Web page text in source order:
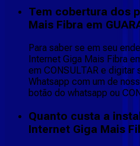
Tem cobertura dos
Mais Fibra em
Para saber se em seu
Internet Giga Mais Fibra
em CONSULTAR e digitar
Whatsapp com um de
botão do whatsapp ou
Quanto custa a
Internet Giga Mais